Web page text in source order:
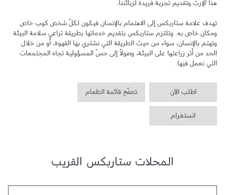
التي نعمل فيها.
اطلب الآن تصفّح قائمة الطعام
انستغرام
المحلات ستاربكس القريب